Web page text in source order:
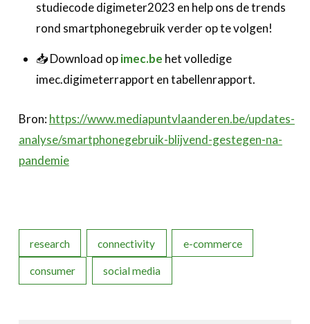
studiecode digimeter2023 en help ons de trends
rond smartphonegebruik verder op te volgen!
📥 Download opimec.be het volledige
imec.digimeterrapport en tabellenrapport.
Bron:https://www.mediapuntvlaanderen.be/updates-
analyse/smartphonegebruik-blijvend-gestegen-na-
pandemie
research connectivity e-commerce
consumer social media